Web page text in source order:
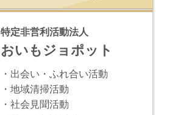
特定非営利活動法人
おいもジョポット
・出会い・ふれ合い活動
・地域清掃活動
・社会見聞活動